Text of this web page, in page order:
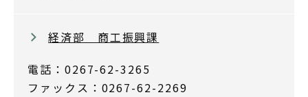
経済部 商工振興課
電話：0267-62-3265
ファックス：0267-62-2269